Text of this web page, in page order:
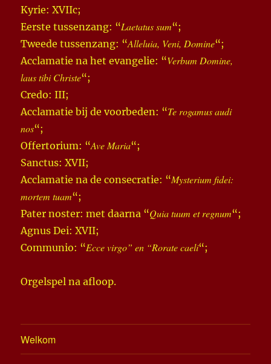
Kyrie: XVIIc;
Eerste tussenzang: “Laetatus sum“;
Tweede tussenzang: “Alleluia, Veni, Domine“;
Acclamatie na het evangelie: “Verbum Domine,
laus tibi Christe“;
Credo: III;
Acclamatie bij de voorbeden: “Te rogamus audi
nos“;
Offertorium: “Ave Maria“;
Sanctus: XVII;
Acclamatie na de consecratie: “Mysterium fidei:
mortem tuam“;
Pater noster: met daarna “Quia tuum et regnum“;
Agnus Dei: XVII;
Communio: “Ecce virgo” en “Rorate caeli“;
Orgelspel na afloop.
Welkom